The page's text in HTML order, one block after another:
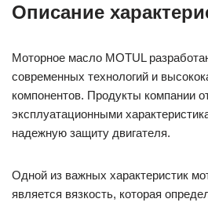
Описание
Моторное масло MOTUL
современных технологий и
компонентов. Продукты компании
эксплуатационными
надежную защиту двигателя.
Одной из важных характеристик
является вязкость, которая